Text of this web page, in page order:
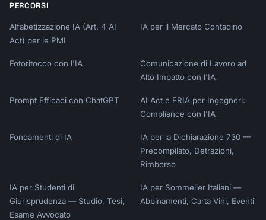
PERCORSI
Alfabetizzazione IA (Art. 4 AI
Act) per le PMI
IA per il Mercato Contadino
Fotoritocco con l'IA
Comunicazione di Lavoro ad
Alto Impatto con l'IA
Prompt Efficaci con ChatGPT
AI Act e FRIA per Ingegneri:
Compliance con l'IA
Fondamenti di IA
IA per la Dichiarazione 730 —
Precompilato, Detrazioni,
Rimborso
IA per Studenti di
Giurisprudenza — Studio, Tesi,
Esame Avvocato
IA per Sommelier Italiani —
Abbinamenti, Carta Vini, Eventi